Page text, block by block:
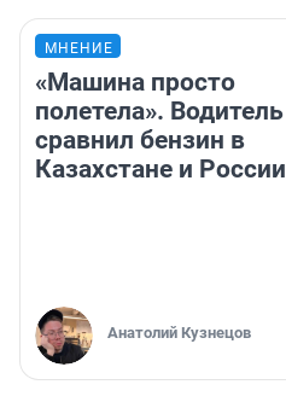
МНЕНИЕ
«Машина просто
полетела». Водитель
сравнил бензин в
Казахстане и России
Анатолий Кузнецов